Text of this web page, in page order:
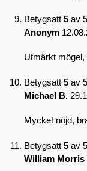
Betygsatt 5 av 5
Anonym
Utmärkt
Betygsatt 5 av 5
Michael B.
Mycket nöjd,
Betygsatt 5 av 5
William Morris